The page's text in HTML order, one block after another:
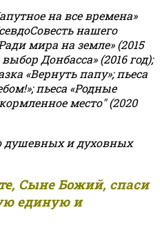
на все времена»
нашего
мира на земле» (2015
Донбасса» (2016 год);
«Вернуть папу»; пьеса
;пьеса «Родные
место" (2020
душевных и духовных
Сыне Божий, спаси
единую и